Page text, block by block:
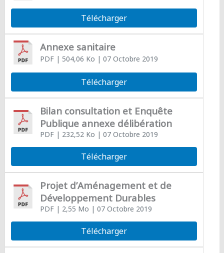
Télécharger
Annexe sanitaire
PDF| 504,06 Ko | 07 Octobre 2019
Télécharger
Bilan consultation et Enquête
Publique annexe délibération
PDF| 232,52 Ko | 07 Octobre 2019
Télécharger
Projet d’Aménagement et de
Développement Durables
PDF| 2,55 Mo | 07 Octobre 2019
Télécharger